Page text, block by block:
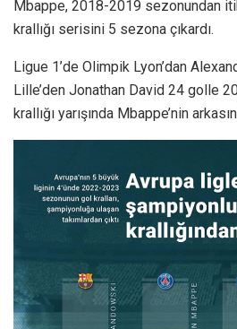
Mbappe, 2018-2019 sezonundan
krallığı serisini 5 sezona çıkardı.
Ligue 1’de Olimpik Lyon’dan
Lille’den Jonathan David 24 golle
krallığı yarışında Mbappe’nin